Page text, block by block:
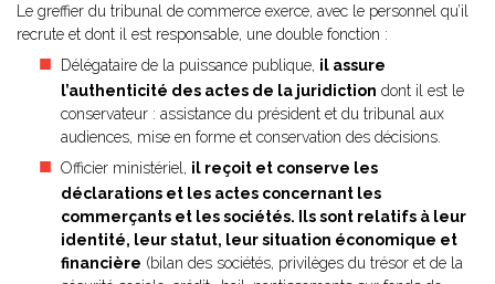
Le greffier du tribunal de commerce exerce, avec le personnel qu’il
recrute et dont il est responsable, une double fonction :
Délégataire de la puissance publique, il assure
l’authenticité des actes de la juridiction dont il est le
conservateur : assistance du président et du tribunal aux
audiences, mise en forme et conservation des décisions.
Officier ministériel, il reçoit et conserve les
déclarations et les actes concernant les
commerçants et les sociétés. Ils sont relatifs à leur
identité, leur statut, leur situation économique et
financière (bilan des sociétés, privilèges du trésor et de la